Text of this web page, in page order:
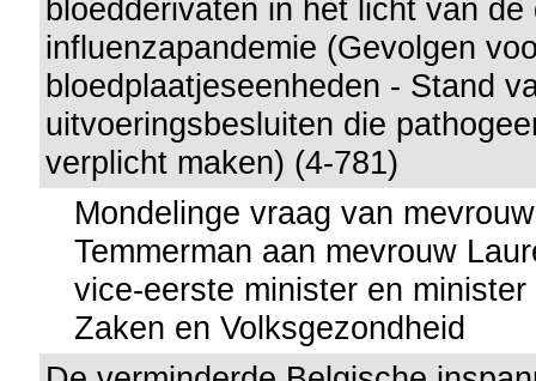
bloedderivaten in het licht van de
influenzapandemie (Gevolgen
bloedplaatjeseenheden - Stand
uitvoeringsbesluiten die
verplicht maken) (4-781)
Mondelinge vraag van
Temmerman aan mevrouw
vice-eerste minister en
Zaken en Volksgezondheid